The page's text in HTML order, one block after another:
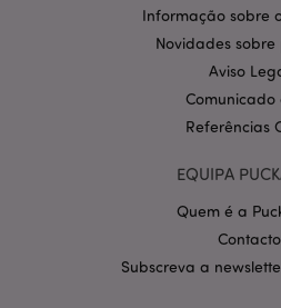
Informação sobre
Novidades sobre
Aviso
Comunicado
Referências
EQUIPA
Quem é a
Contacto
Subscreva a
CookieScriptConsent